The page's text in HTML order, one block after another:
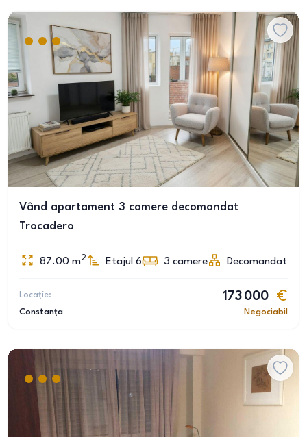
Vând apartament 3 camere decomandat
Trocadero
87.00 m2 Etajul 6 3 camere Decomandat
Locație:
Constanța
173 000
Negociabil